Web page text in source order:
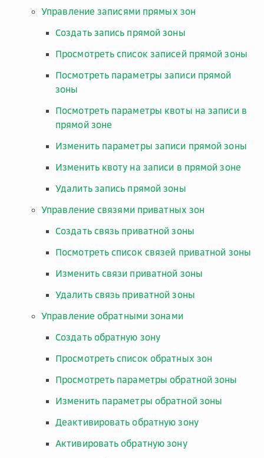
Управление записями прямых зон
Создать запись прямой зоны
Просмотреть список записей прямой зоны
Посмотреть параметры записи прямой
зоны
Посмотреть параметры квоты на записи в
прямой зоне
Изменить параметры записи прямой зоны
Изменить квоту на записи в прямой зоне
Удалить запись прямой зоны
Управление связями приватных зон
Создать связь приватной зоны
Посмотреть список связей приватной зоны
Изменить связи приватной зоны
Удалить связь приватной зоны
Управление обратными зонами
Создать обратную зону
Просмотреть список обратных зон
Просмотреть параметры обратной зоны
Изменить параметры обратной зоны
Деактивировать обратную зону
Активировать обратную зону